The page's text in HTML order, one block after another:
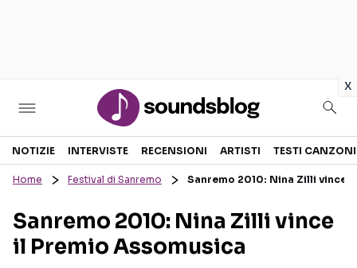
x
Sezioni
RECENSIONI MUSICALI
INTERVISTE
TESTI CANZONI
TOUR ED EVENTI
NOTIZIE INTERVISTE RECENSIONI ARTISTI TESTI CANZONI
Home Festival di Sanremo Sanremo 2010: Nina Zilli vince
Sanremo 2010: Nina Zilli vince
il Premio Assomusica